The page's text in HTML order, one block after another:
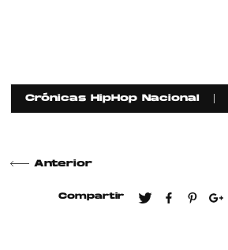
Crónicas HipHop Nacional
Anterior
Compartir